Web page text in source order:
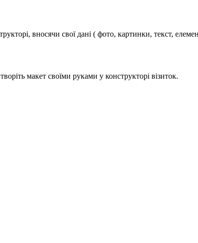
вносячи свої дані ( фото, картинки, текст,
макет своїми руками у конструкторі візиток.